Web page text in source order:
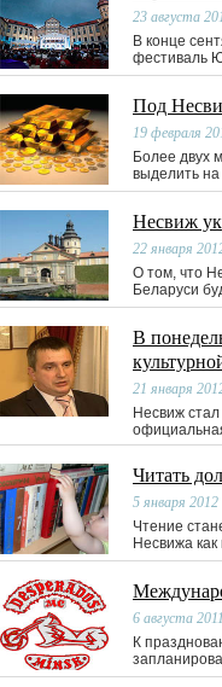
23 августа
В конце
фестиваль
Под
19 февраля
Более двух
выделить
Несвиж
22 января
О том, что
Беларуси
В
21 января
Несвиж
Читать
5 января 2012
Чтение
Несвижа
6 августа 2011
К